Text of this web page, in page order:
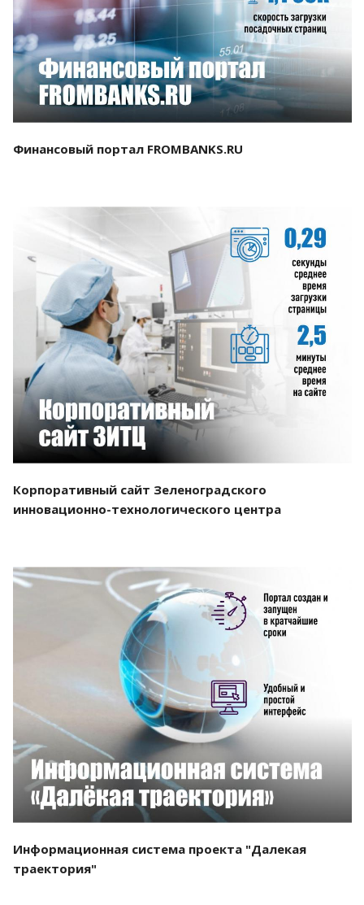
Смотреть проект
Финансовый портал FROMBANKS.RU
Смотреть проект
Корпоративный сайт Зеленоградского
инновационно-технологического центра
Смотреть проект
Информационная система проекта "Далекая
траектория"